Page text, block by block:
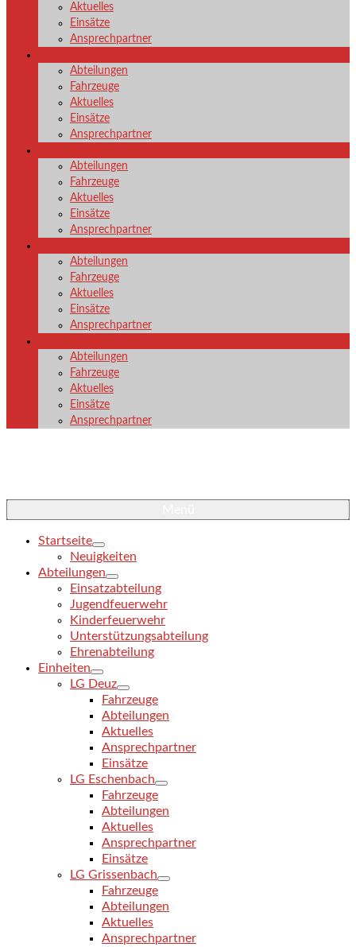
Aktuelles
Einsätze
Ansprechpartner
Abteilungen
Fahrzeuge
Aktuelles
Einsätze
Ansprechpartner
Abteilungen
Fahrzeuge
Aktuelles
Einsätze
Ansprechpartner
Abteilungen
Fahrzeuge
Aktuelles
Einsätze
Ansprechpartner
Abteilungen
Fahrzeuge
Aktuelles
Einsätze
Ansprechpartner
Startseite
Neuigkeiten
Abteilungen
Einsatzabteilung
Jugendfeuerwehr
Kinderfeuerwehr
Unterstützungsabteilung
Ehrenabteilung
Einheiten
LG Deuz
Fahrzeuge
Abteilungen
Aktuelles
Ansprechpartner
Einsätze
LG Eschenbach
Fahrzeuge
Abteilungen
Aktuelles
Ansprechpartner
Einsätze
LG Grissenbach
Fahrzeuge
Abteilungen
Aktuelles
Ansprechpartner